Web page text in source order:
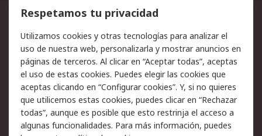
Cómo realizar pedidos
Devoluciones
Facturación y pago
Ofertas
Soporte técnico
Legal
Aviso legal
Política de privacidad -
Actualizada
Política sobre cookies
Seguridad de emails
Respetamos tu privacidad
Utilizamos cookies y otras tecnologías para analizar el
uso de nuestra web, personalizarla y mostrar anuncios en
páginas de terceros. Al clicar en “Aceptar todas”, aceptas
el uso de estas cookies. Puedes elegir las cookies que
aceptas clicando en “Configurar cookies”. Y, si no quieres
que utilicemos estas cookies, puedes clicar en “Rechazar
todas”, aunque es posible que esto restrinja el acceso a
algunas funcionalidades. Para más información, puedes